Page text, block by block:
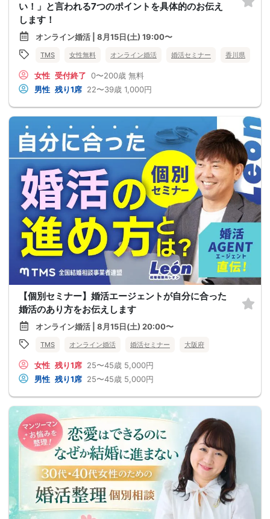
い！」と言われる7つのポイントを具体的のお伝え
します！
オンライン婚活 | 8月15日(土) 19:00〜
TMS 女性無料 オンライン婚活 婚活セミナー 香川県
女性 受付終了 0〜200歳 無料
男性 残り1席 22〜39歳 1,000円
【個別セミナー】婚活エージェントが自分に合った
婚活のあり方をお伝えします
オンライン婚活 | 8月15日(土) 20:00〜
TMS オンライン婚活 婚活セミナー 大阪府
女性 残り1席 25〜45歳 5,000円
男性 残り1席 25〜45歳 5,000円